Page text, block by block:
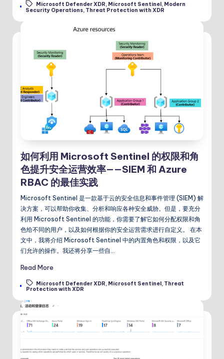
Tags: Microsoft Defender XDR, Microsoft Sentinel, Modern
Security Operations, Threat Protection with XDR
如何利用 Microsoft Sentinel 的权限和角
色提升安全运营效率——SIEM 和 Azure
RBAC 的最佳实践
Microsoft Sentinel 是一款基于云的安全信息和事件管理 (SIEM) 解
决方案，可以帮助你收集、分析和响应各种安全威胁。但是，要充分
利用 Microsoft Sentinel 的功能，你需要了解它如何分配权限和角
色给不同的用户，以及如何根据你的安全运营需求进行自定义。 在本
文中，我将介绍 Microsoft Sentinel 中的内置角色和权限，以及它
们允许的操作。我还将分享一些自…
Read More
Tags: Microsoft Defender XDR Microsoft Sentinel Threat
Protection with XDR